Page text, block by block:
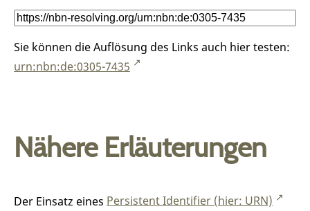
Sie können die Auflösung des Links auch hier testen:
urn:nbn:de:0305-7435
Nähere Erläuterungen
Der Einsatz eines Persistent Identifier (hier: URN)